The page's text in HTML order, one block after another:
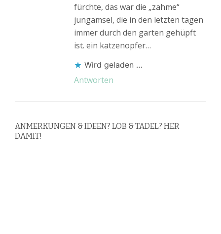
fürchte, das war die „zahme“
jungamsel, die in den letzten tagen
immer durch den garten gehüpft
ist. ein katzenopfer…
Wird geladen …
Antworten
ANMERKUNGEN & IDEEN? LOB & TADEL? HER
DAMIT!